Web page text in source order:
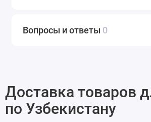
Вопросы и ответы 0
Доставка товаров
по Узбекистану